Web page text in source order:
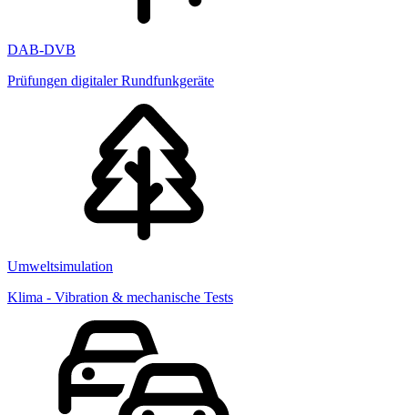
DAB-DVB
Prüfungen digitaler Rundfunkgeräte
Umweltsimulation
Klima - Vibration & mechanische Tests